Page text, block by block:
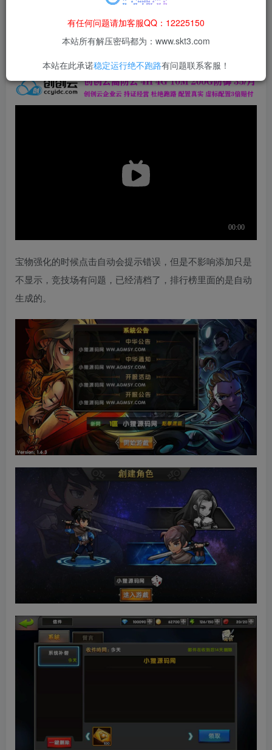
本站资源仅用于学习交流，禁止商业运营与违法、侵权
果由使用者自行承担。
宝物强化的时候点击自动会提示错误，但是不影响添加只是
不显示，竞技场有问题，已经清档了，排行榜里面的是自动
生成的。
有任何问题请加客服QQ：12225150
本站所有解压密码都为：www.skt3.com
本站在此承诺稳定运行绝不跑路有问题联系客服！